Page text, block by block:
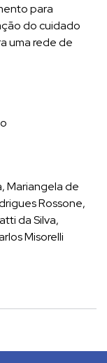
para
do cuidado
uma rede de
Mariangela de
Rossone,
da Silva,
Misorelli